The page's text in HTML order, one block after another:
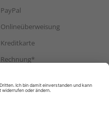
PayPal
Onlineüberweisung
Kreditkarte
Rechnung*
Versand